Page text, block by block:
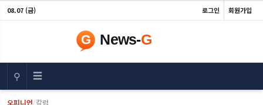
08.07 (금) 로그인 회원가입
⚲ ☰
오피니언/칼럼